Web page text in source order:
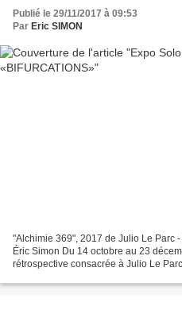
Publié le 29/11/2017 à 09:53
Par Eric SIMON
"Alchimie 369", 2017 de Julio Le Parc
Éric Simon Du 14 octobre au 23
rétrospective consacrée à Julio Le